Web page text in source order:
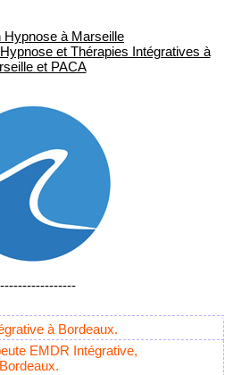
Hypnose à Marseille
et Thérapies Intégratives à
et PACA
à Bordeaux.
EMDR Intégrative,